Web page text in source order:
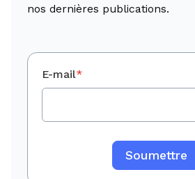
nos dernières publications.
E-mail*